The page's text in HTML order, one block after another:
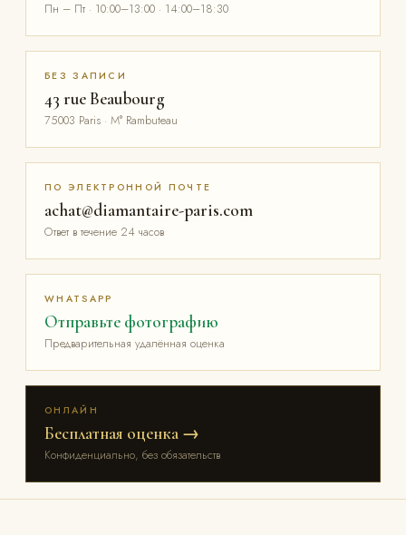
Пн – Пт · 10:00–13:00 · 14:00–18:30
БЕЗ ЗАПИСИ
43 rue Beaubourg
75003 Paris · M° Rambuteau
ПО ЭЛЕКТРОННОЙ ПОЧТЕ
achat@diamantaire-paris.com
Ответ в течение 24 часов
WHATSAPP
Отправьте фотографию
Предварительная удалённая оценка
ОНЛАЙН
Бесплатная оценка →
Конфиденциально, без обязательств